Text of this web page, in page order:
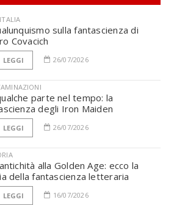
sulla fantascienza di
Covacich
LEGGI 26/07/2026
parte nel tempo: la
degli Iron Maiden
LEGGI 26/07/2026
alla Golden Age: ecco la
della fantascienza letteraria
LEGGI 16/07/2026